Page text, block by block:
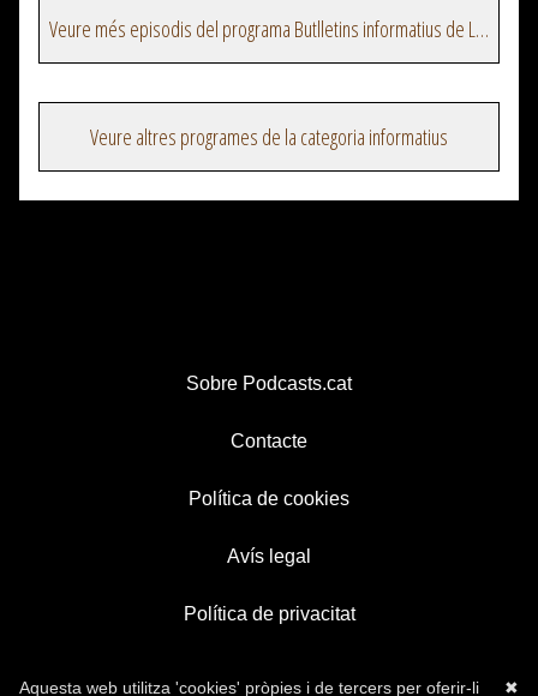
Veure més episodis del programa Butlletins informatius de La Xarxa
Veure altres programes de la categoria informatius
Sobre Podcasts.cat
Contacte
Política de cookies
Avís legal
Política de privacitat
✖
Aquesta web utilitza 'cookies' pròpies i de tercers per oferir-li